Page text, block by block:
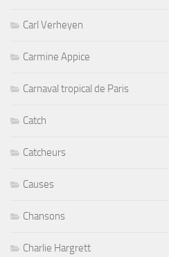
Carl Verheyen
Carmine Appice
Carnaval tropical de Paris
Catch
Catcheurs
Causes
Chansons
Charlie Hargrett